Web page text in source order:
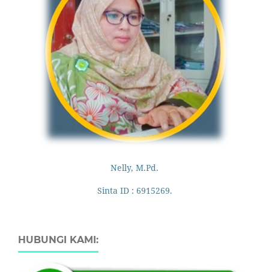
Nelly, M.Pd.
Sinta ID : 6915269.
HUBUNGI KAMI: